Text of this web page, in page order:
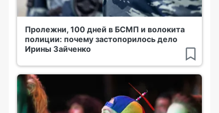
Пролежни, 100 дней в БСМП и волокита
полиции: почему застопорилось дело
Ирины Зайченко